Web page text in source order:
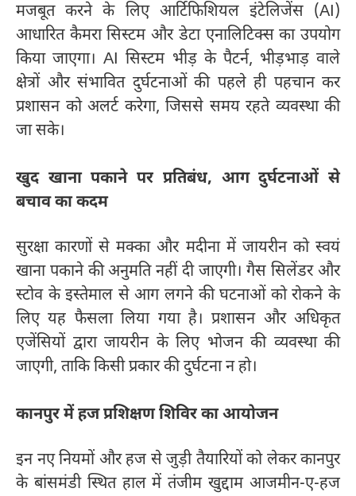
मजबूत करने के लिए आर्टिफिशियल इंटेलिजेंस (AI)
आधारित कैमरा सिस्टम और डेटा एनालिटिक्स का उपयोग
किया जाएगा। AI सिस्टम भीड़ के पैटर्न, भीड़भाड़ वाले
क्षेत्रों और संभावित दुर्घटनाओं की पहले ही पहचान कर
प्रशासन को अलर्ट करेगा, जिससे समय रहते व्यवस्था की
जा सके।
खुद खाना पकाने पर प्रतिबंध, आग दुर्घटनाओं से
बचाव का कदम
सुरक्षा कारणों से मक्का और मदीना में जायरीन को स्वयं
खाना पकाने की अनुमति नहीं दी जाएगी। गैस सिलेंडर और
स्टोव के इस्तेमाल से आग लगने की घटनाओं को रोकने के
लिए यह फैसला लिया गया है। प्रशासन और अधिकृत
एजेंसियों द्वारा जायरीन के लिए भोजन की व्यवस्था की
जाएगी, ताकि किसी प्रकार की दुर्घटना न हो।
कानपुर में हज प्रशिक्षण शिविर का आयोजन
इन नए नियमों और हज से जुड़ी तैयारियों को लेकर कानपुर
के बांसमंडी स्थित हाल में तंजीम खुद्दाम आजमीन-ए-हज